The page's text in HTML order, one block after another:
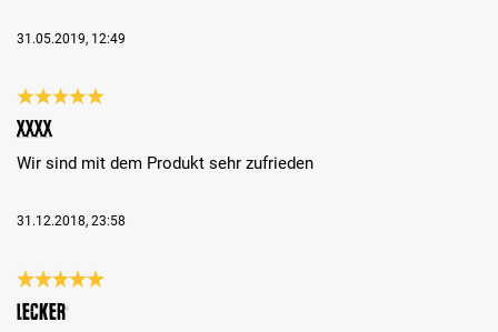
31.05.2019, 12:49
Recenzja z oceną 5 spośród 5 gwiazdek
Xxxx
Wir sind mit dem Produkt sehr zufrieden
31.12.2018, 23:58
Recenzja z oceną 5 spośród 5 gwiazdek
Lecker